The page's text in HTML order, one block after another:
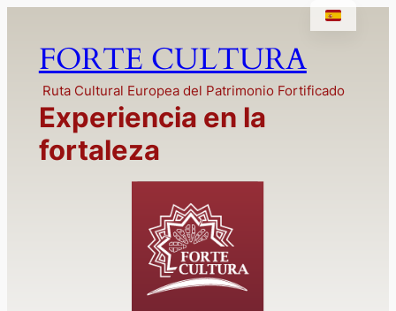
contenido
FORTE CULTURA
Ruta Cultural Europea del Patrimonio Fortificado
Experiencia en la
fortaleza